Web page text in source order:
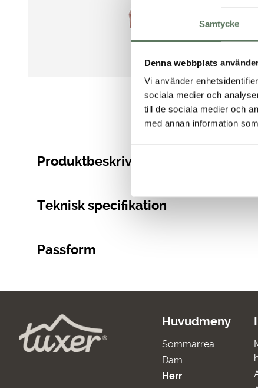
Samtycke
Denna webbplats
Vi använder
sociala medier och
till de sociala medier och
med annan information
Produktbeskrivning
Teknisk specifikation
Passform
Huvudmeny
Sommarrea
Dam
Herr